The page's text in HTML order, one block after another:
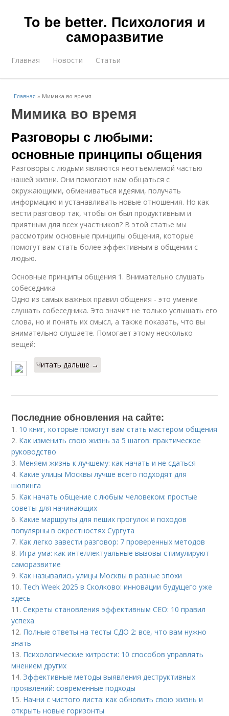
To be better. Психология и
саморазвитие
Главная Новости Статьи
Главная » Мимика во время
Мимика во время
Разговоры с любыми:
основные принципы общения
Разговоры с людьми являются неотъемлемой частью
нашей жизни. Они помогают нам общаться с
окружающими, обмениваться идеями, получать
информацию и устанавливать новые отношения. Но как
вести разговор так, чтобы он был продуктивным и
приятным для всех участников? В этой статье мы
рассмотрим основные принципы общения, которые
помогут вам стать более эффективным в общении с
людью.
Основные принципы общения 1. Внимательно слушать
собеседника
Одно из самых важных правил общения - это умение
слушать собеседника. Это значит не только услышать его
слова, но и понять их смысл, а также показать, что вы
внимательно слушаете. Помогает этому несколько
вещей:
Читать дальше →
Последние обновления на сайте:
1. 10 книг, которые помогут вам стать мастером общения
2. Как изменить свою жизнь за 5 шагов: практическое
руководство
3. Меняем жизнь к лучшему: как начать и не сдаться
4. Какие улицы Москвы лучше всего подходят для
шопинга
5. Как начать общение с любым человеком: простые
советы для начинающих
6. Какие маршруты для пеших прогулок и походов
популярны в окрестностях Сургута
7. Как легко завести разговор: 7 проверенных методов
8. Игра ума: как интеллектуальные вызовы стимулируют
саморазвитие
9. Как назывались улицы Москвы в разные эпохи
10. Tech Week 2025 в Сколково: инновации будущего уже
здесь
11.Секреты становления эффективным CEO: 10 правил
успеха
12. Полные ответы на тесты СДО 2: все, что вам нужно
знать
13. Психологические хитрости: 10 способов управлять
мнением других
14. Эффективные методы выявления деструктивных
проявлений: современные подходы
15. Начни с чистого листа: как обновить свою жизнь и
открыть новые горизонты